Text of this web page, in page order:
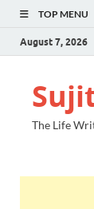
TOP MENU
August 7, 2026
The Life